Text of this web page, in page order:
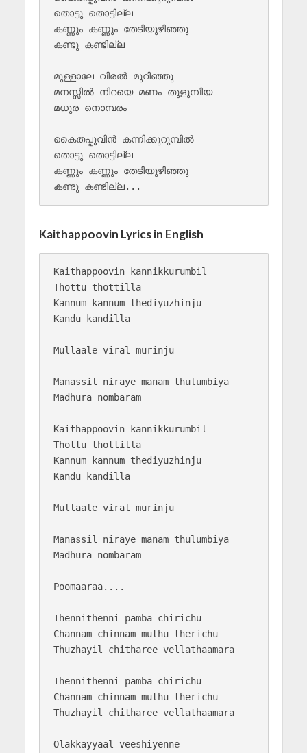
തൊട്ടു തൊട്ടില്ല
കണ്ണും കണ്ണും തേടിയുഴിഞ്ഞു
കണ്ടു കണ്ടില്ല
മുള്ളാലേ വിരല്‍ മുറിഞ്ഞു
മനസ്സില്‍ നിറയെ മണം തുളുമ്പിയ
മധുര നൊമ്പരം
കൈതപ്പൂവിന്‍ കന്നിക്കുറുമ്പില്‍
തൊട്ടു തൊട്ടില്ല
കണ്ണും കണ്ണും തേടിയുഴിഞ്ഞു
Kaithappoovin Lyrics in English
Kaithappoovin kannikkurumbil
Thottu thottilla
Kannum kannum thediyuzhinju
Kandu kandilla
Mullaale viral murinju
Manassil niraye manam thulumbiya
Madhura nombaram
Kaithappoovin kannikkurumbil
Thottu thottilla
Kannum kannum thediyuzhinju
Kandu kandilla
Mullaale viral murinju
Manassil niraye manam thulumbiya
Madhura nombaram
Poomaaraa....
Thennithenni pamba chirichu
Channam chinnam muthu therichu
Thuzhayil chitharee vellathaamara
Thennithenni pamba chirichu
Channam chinnam muthu therichu
Thuzhayil chitharee vellathaamara
Olakkayyaal veeshiyenne